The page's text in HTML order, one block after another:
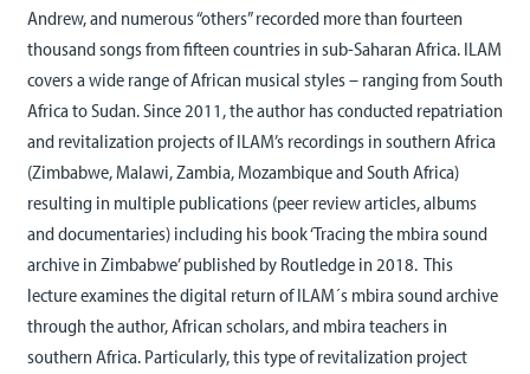
Andrew, and numerous “others” recorded more than fourteen
thousand songs from fifteen countries in sub-Saharan Africa. ILAM
covers a wide range of African musical styles – ranging from South
Africa to Sudan. Since 2011, the author has conducted repatriation
and revitalization projects of ILAM’s recordings in southern Africa
(Zimbabwe, Malawi, Zambia, Mozambique and South Africa)
resulting in multiple publications (peer review articles, albums
and documentaries) including his book ‘Tracing the mbira sound
archive in Zimbabwe’ published by Routledge in 2018. This
lecture examines the digital return of ILAM´s mbira sound archive
through the author, African scholars, and mbira teachers in
southern Africa. Particularly, this type of revitalization project